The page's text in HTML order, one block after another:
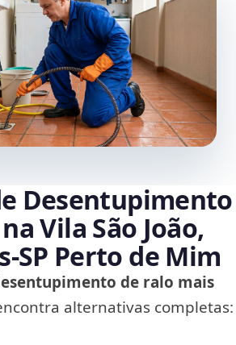
Desentupimento
Vila São João,
Perto de Mim
de ralo mais
alternativas completas: